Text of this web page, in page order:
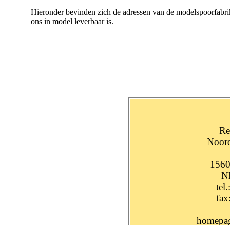
Hieronder bevinden zich de adressen van de
ons in model leverbaar is.